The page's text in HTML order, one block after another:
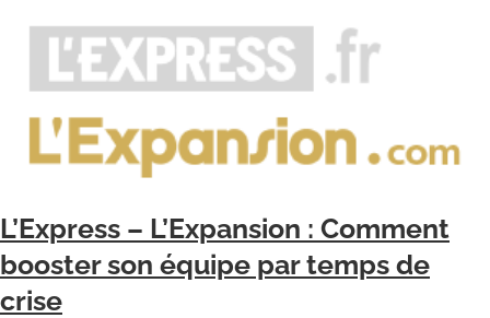
L’Express – L’Expansion : Comment
booster son équipe par temps de
crise